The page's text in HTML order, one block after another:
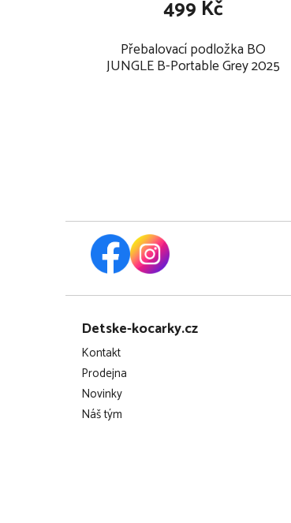
Přebalovací podložka BO
JUNGLE B-Portable Grey 2025
499 Kč
Detske-kocarky.cz
Kontakt
Prodejna
Novinky
Náš tým